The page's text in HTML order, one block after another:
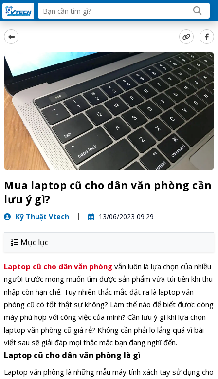
Mua laptop cũ cho dân văn phòng cần
lưu ý gì?
Kỹ Thuật Vtech 13/06/2023 09:29
Mục lục
Laptop cũ cho dân văn phòng vẫn luôn là lựa chọn của nhiều
người trước mong muốn tìm được sản phẩm vừa túi tiền khi thu
nhập còn hạn chế. Tuy nhiên thắc mắc đặt ra là laptop văn
phòng cũ có tốt thật sự không? Làm thế nào để biết được dòng
máy phù hợp với công việc của mình? Cần lưu ý gì khi lựa chọn
laptop văn phòng cũ giá rẻ? Không cần phải lo lắng quá vì bài
viết sau sẽ giải đáp mọi thắc mắc bạn đang nghĩ đến.
Laptop cũ cho dân văn phòng là gì
Laptop văn phòng là những mẫu máy tính xách tay sử dụng cho